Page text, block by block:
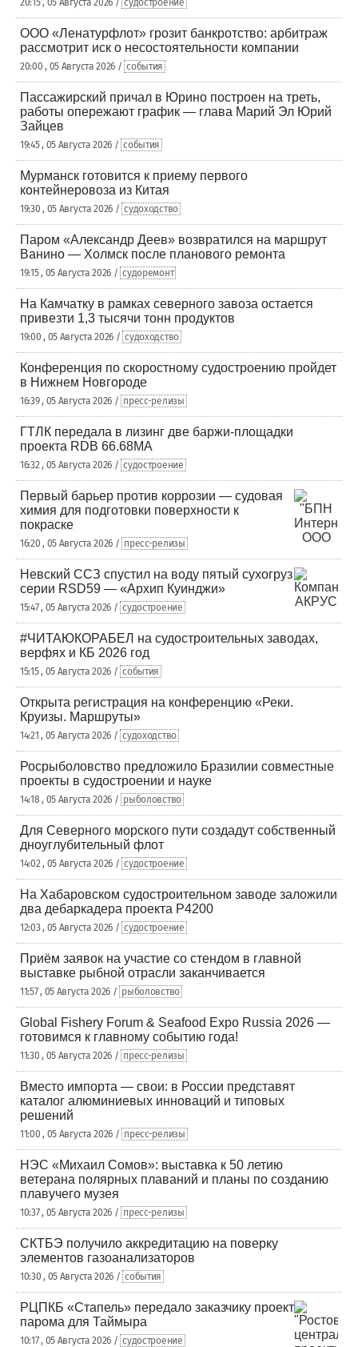
20:15 , 05 Августа 2026 / судостроение
ООО «Ленатурфлот» грозит банкротство: арбитраж
рассмотрит иск о несостоятельности компании
20:00 , 05 Августа 2026 / события
Пассажирский причал в Юрино построен на треть,
работы опережают график — глава Марий Эл Юрий
Зайцев
19:45 , 05 Августа 2026 / события
Мурманск готовится к приему первого
контейнеровоза из Китая
19:30 , 05 Августа 2026 / судоходство
Паром «Александр Деев» возвратился на маршрут
Ванино — Холмск после планового ремонта
19:15 , 05 Августа 2026 / судоремонт
На Камчатку в рамках северного завоза остается
привезти 1,3 тысячи тонн продуктов
19:00 , 05 Августа 2026 / судоходство
Конференция по скоростному судостроению пройдет
в Нижнем Новгороде
16:39 , 05 Августа 2026 / пресс-релизы
ГТЛК передала в лизинг две баржи-площадки
проекта RDB 66.68МА
16:32 , 05 Августа 2026 / судостроение
Первый барьер против коррозии — судовая
химия для подготовки поверхности к
покраске
16:20 , 05 Августа 2026 / пресс-релизы
Невский ССЗ спустил на воду пятый сухогруз
серии RSD59 — «Архип Куинджи»
15:47 , 05 Августа 2026 / судостроение
#ЧИТАЮКОРАБЕЛ на судостроительных заводах,
верфях и КБ 2026 год
15:15 , 05 Августа 2026 / события
Открыта регистрация на конференцию «Реки.
Круизы. Маршруты»
14:21 , 05 Августа 2026 / судоходство
Росрыболовство предложило Бразилии совместные
проекты в судостроении и науке
14:18 , 05 Августа 2026 / рыболовство
Для Северного морского пути создадут собственный
дноуглубительный флот
14:02 , 05 Августа 2026 / судостроение
На Хабаровском судостроительном заводе заложили
два дебаркадера проекта Р4200
12:03 , 05 Августа 2026 / судостроение
Приём заявок на участие со стендом в главной
выставке рыбной отрасли заканчивается
11:57 , 05 Августа 2026 / рыболовство
Global Fishery Forum & Seafood Expo Russia 2026 —
готовимся к главному событию года!
11:30 , 05 Августа 2026 / пресс-релизы
Вместо импорта — свои: в России представят
каталог алюминиевых инноваций и типовых
решений
11:00 , 05 Августа 2026 / пресс-релизы
НЭС «Михаил Сомов»: выставка к 50 летию
ветерана полярных плаваний и планы по созданию
плавучего музея
10:37 , 05 Августа 2026 / пресс-релизы
СКТБЭ получило аккредитацию на поверку
элементов газоанализаторов
10:30 , 05 Августа 2026 / события
РЦПКБ «Стапель» передало заказчику проект
парома для Таймыра
10:17 , 05 Августа 2026 / судостроение